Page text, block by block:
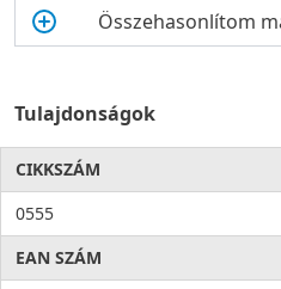
Összehasonlítom
Tulajdonságok
CIKKSZÁM
0555
EAN SZÁM